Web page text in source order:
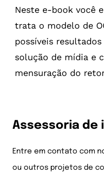
Neste e-book você
trata o modelo de
possíveis
solução de mídia e
mensuração do
Assessoria de
Entre em contato com
ou outros projetos de